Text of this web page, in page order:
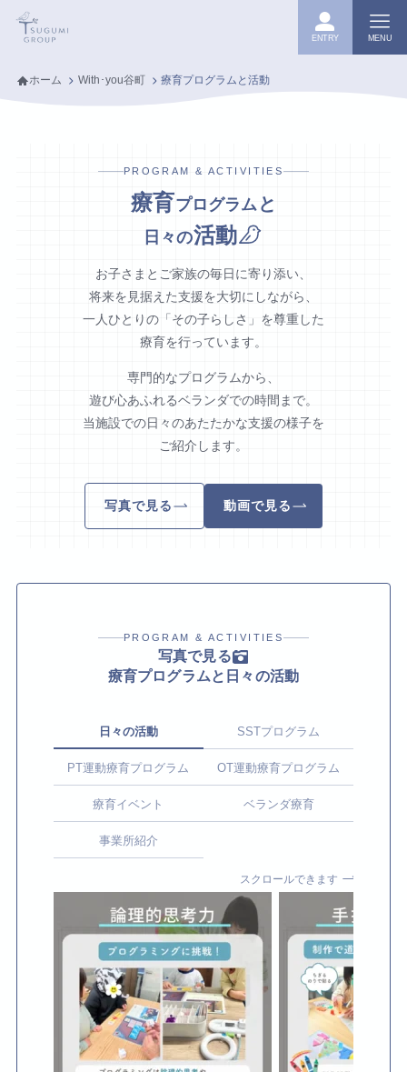
ENTRY MENU
ホーム With･you谷町 療育プログラムと活動
PROGRAM & ACTIVITIES
療育プログラム と
日々の活動
お子さまとご家族の毎日に寄り添い、
将来を見据えた支援を大切にしながら、
一人ひとりの「その子らしさ」を尊重した
療育を行っています。
専門的なプログラムから、
遊び心あふれるベランダでの時間まで。
当施設での日々のあたたかな支援の様子を
ご紹介します。
写真で見る 動画で見る
PROGRAM & ACTIVITIES
写真で見る
療育プログラムと日々の活動
日々の活動 SSTプログラム
PT運動療育プログラム OT運動療育プログラム
療育イベント ベランダ療育
事業所紹介
スクロールできます